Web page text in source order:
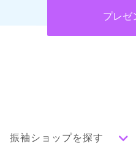
プレゼ
振袖ショップを探す